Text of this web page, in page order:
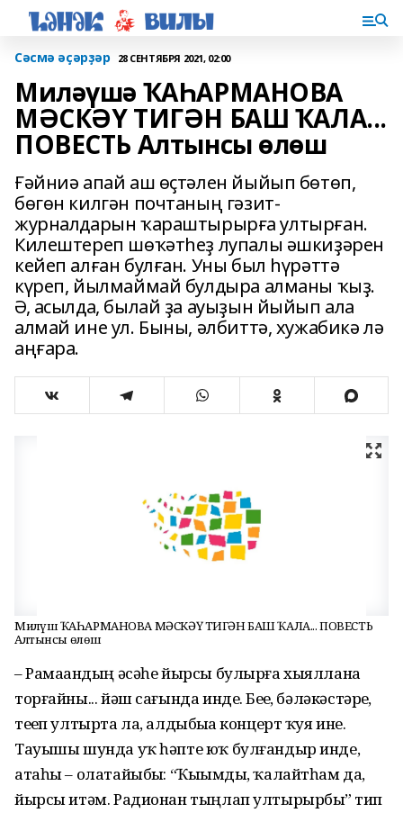
Сәсмә әҫәрҙәр 28 СЕНТЯБРЯ 2021, 02:00
Миләүшә ҠАҺАРМАНОВА
МӘСКӘҮ ТИГӘН БАШ ҠАЛА...
ПОВЕСТЬ Алтынсы өлөш
Ғәйниә апай аш өҫтәлен йыйып бөтөп,
бөгөн килгән почтаның гәзит-
журналдарын ҡараштырырға ултырған.
Килештереп шөҡәтһеҙ лупалы әшкиҙәрен
кейеп алған булған. Уны был һүрәттә
күреп, йылмаймай булдыра алманы ҡыҙ.
Ә, асылда, былай ҙа ауыҙын йыйып ала
алмай ине ул. Быны, әлбиттә, хужабикә лә
аңғара.
Миләүшә ҠАҺАРМАНОВА МӘСКӘҮ ТИГӘН БАШ ҠАЛА... ПОВЕСТЬ
Алтынсы өлөш
– Рамаҙандың әсәһе йырсы булырға хыяллана
торғайны... йәш сағында инде. Беҙҙе, бәләкәстәрҙе,
теҙеп ултырта ла, алдыбыҙҙа концерт ҡуя ине.
Тауышы шунда уҡ һәпте юҡ булғандыр инде,
атаһы – олатайыбыҙ: “Ҡыҙымды, ҡалайтһам да,
йырсы итәм. Радионан тыңлап ултырырбыҙ” тип